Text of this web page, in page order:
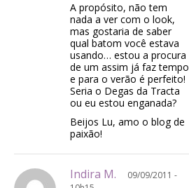
A propósito, não tem
nada a ver com o look,
mas gostaria de saber
qual batom você estava
usando… estou a procura
de um assim já faz tempo
e para o verão é perfeito!
Seria o Degas da Tracta
ou eu estou enganada?
Beijos Lu, amo o blog de
paixão!
Indira M.
09/09/2011 -